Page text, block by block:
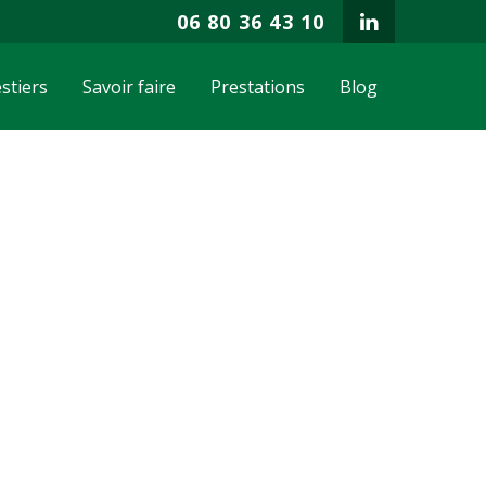
06 80 36 43 10
Savoir faire Prestations Blog